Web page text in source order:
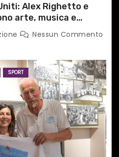
Alex Righetto e
arte, musica e
progettoNessun Commento
SPORT